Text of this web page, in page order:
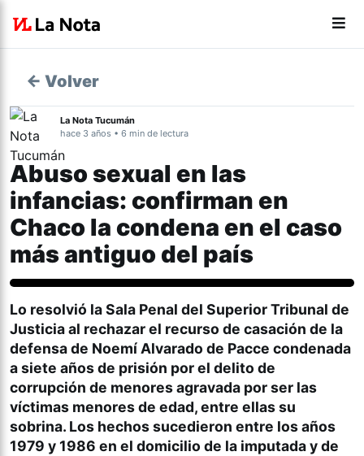
← Volver
La Nota Tucumán
hace 3 años • 6 min de lectura
Abuso sexual en las
infancias: confirman en
Chaco la condena en el caso
más antiguo del país
Actualidad
Lo resolvió la Sala Penal del Superior Tribunal de
Justicia al rechazar el recurso de casación de la
defensa de Noemí Alvarado de Pacce condenada
a siete años de prisión por el delito de
corrupción de menores agravada por ser las
víctimas menores de edad, entre ellas su
sobrina. Los hechos sucedieron entre los años
1979 y 1986 en el domicilio de la imputada y de